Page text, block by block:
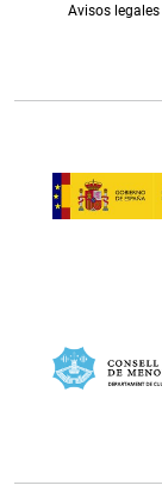
Avisos legales